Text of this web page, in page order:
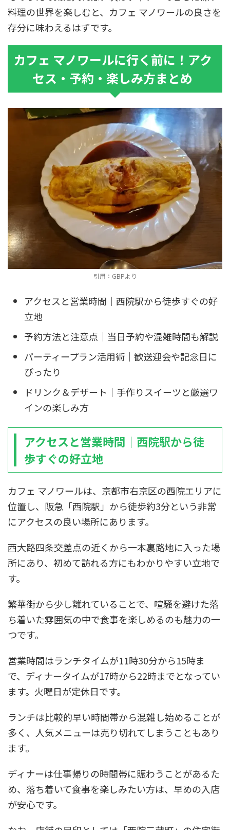
料理の世界を楽しむと、カフェ マノワールの良さを
存分に味わえるはずです。
カフェ マノワールに行く前に！アク
セス・予約・楽しみ方まとめ
引用：GBPより
アクセスと営業時間｜西院駅から徒歩すぐの好
立地
予約方法と注意点｜当日予約や混雑時間も解説
パーティープラン活用術｜歓送迎会や記念日に
ぴったり
ドリンク＆デザート｜手作りスイーツと厳選ワ
インの楽しみ方
アクセスと営業時間｜西院駅から徒
歩すぐの好立地
カフェ マノワールは、京都市右京区の西院エリアに
位置し、阪急「西院駅」から徒歩約3分という非常
にアクセスの良い場所にあります。
西大路四条交差点の近くから一本裏路地に入った場
所にあり、初めて訪れる方にもわかりやすい立地で
す。
繁華街から少し離れていることで、喧騒を避けた落
ち着いた雰囲気の中で食事を楽しめるのも魅力の一
つです。
営業時間はランチタイムが11時30分から15時ま
で、ディナータイムが17時から22時までとなってい
ます。火曜日が定休日です。
ランチは比較的早い時間帯から混雑し始めることが
多く、人気メニューは売り切れてしまうこともあり
ます。
ディナーは仕事帰りの時間帯に賑わうことがあるた
め、落ち着いて食事を楽しみたい方は、早めの入店
が安心です。